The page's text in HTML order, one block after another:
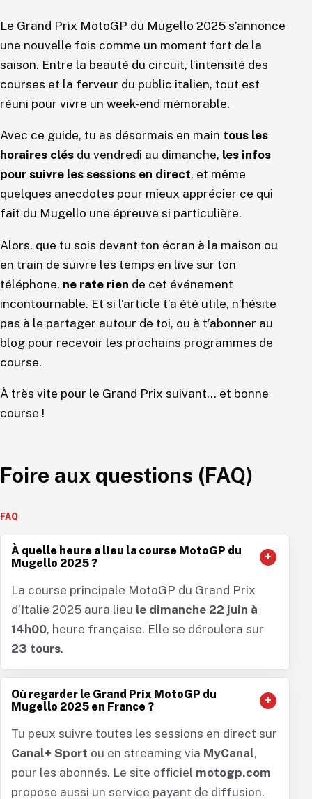
Le Grand Prix MotoGP du Mugello 2025 s’annonce
une nouvelle fois comme un moment fort de la
saison. Entre la beauté du circuit, l’intensité des
courses et la ferveur du public italien, tout est
réuni pour vivre un week-end mémorable.
Avec ce guide, tu as désormais en main tous les
horaires clés du vendredi au dimanche, les infos
pour suivre les sessions en direct, et même
quelques anecdotes pour mieux apprécier ce qui
fait du Mugello une épreuve si particulière.
Alors, que tu sois devant ton écran à la maison ou
en train de suivre les temps en live sur ton
téléphone, ne rate rien de cet événement
incontournable. Et si l’article t’a été utile, n’hésite
pas à le partager autour de toi, ou à t’abonner au
blog pour recevoir les prochains programmes de
course.
À très vite pour le Grand Prix suivant… et bonne
course !
Foire aux questions (FAQ)
À quelle heure a lieu la course MotoGP du
Mugello 2025 ?
La course principale MotoGP du Grand Prix
d’Italie 2025 aura lieu le dimanche 22 juin à
14h00, heure française. Elle se déroulera sur
23 tours.
Où regarder le Grand Prix MotoGP du
Mugello 2025 en France ?
Tu peux suivre toutes les sessions en direct sur
Canal+ Sport ou en streaming via MyCanal,
pour les abonnés. Le site officiel motogp.com
propose aussi un service payant de diffusion.